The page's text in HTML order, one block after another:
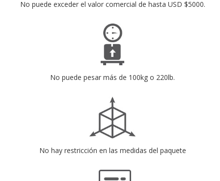
No puede exceder el valor comercial de hasta USD $5000.
No puede pesar más de 100kg o 220lb.
No hay restricción en las medidas del paquete